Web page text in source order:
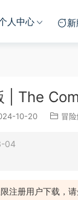
人中心
| The
10-20 冒
04
注册用户下载，